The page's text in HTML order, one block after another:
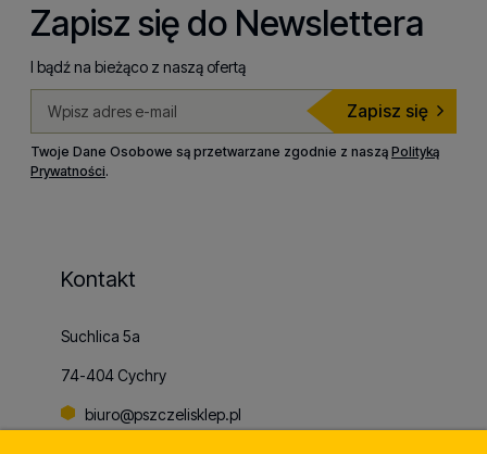
Zapisz się do Newslettera
I bądź na bieżąco z naszą ofertą
Zapisz się
Twoje Dane Osobowe są przetwarzane zgodnie z naszą Polityką
Prywatności.
Kontakt
Suchlica 5a
74-404 Cychry
biuro@pszczelisklep.pl